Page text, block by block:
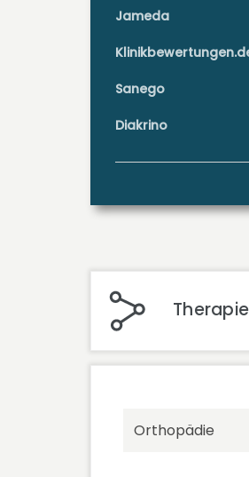
Jameda
Sanego
Diakrino
Orthopädie